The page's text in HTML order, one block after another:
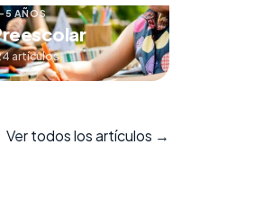
AÑOS
artículos
Ver todos los artículos →